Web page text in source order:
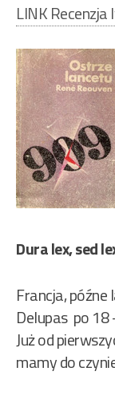
LINK
Dura lex, sed
Francja, późne
Delupas po 18
Już od
mamy do